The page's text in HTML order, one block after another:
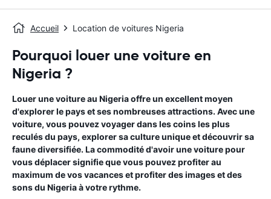
Accueil Location de voitures Nigeria
Pourquoi louer une voiture en
Nigeria ?
Louer une voiture au Nigeria offre un excellent moyen
d'explorer le pays et ses nombreuses attractions. Avec une
voiture, vous pouvez voyager dans les coins les plus
reculés du pays, explorer sa culture unique et découvrir sa
faune diversifiée. La commodité d'avoir une voiture pour
vous déplacer signifie que vous pouvez profiter au
maximum de vos vacances et profiter des images et des
sons du Nigeria à votre rythme.